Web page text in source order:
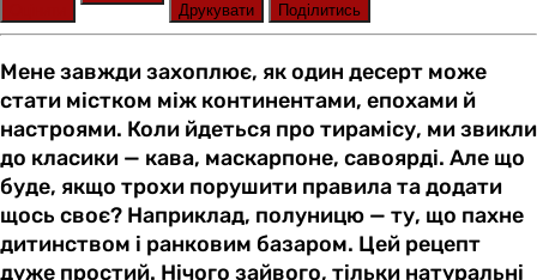
Друкувати
Поділитись
Мене завжди захоплює, як один десерт може
стати містком між континентами, епохами й
настроями. Коли йдеться про тирамісу, ми звикли
до класики — кава, маскарпоне, савоярді. Але що
буде, якщо трохи порушити правила та додати
щось своє? Наприклад, полуницю — ту, що пахне
дитинством і ранковим базаром. Цей рецепт
дуже простий. Нічого зайвого, тільки натуральні